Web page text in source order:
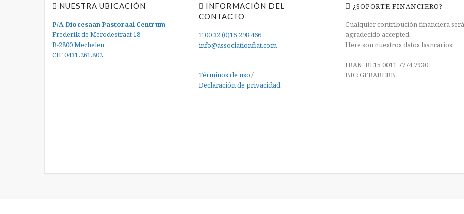
NUESTRA UBICACIÓN
P/A Diocesaan Pastoraal Centrum
Frederik de Merodestraat 18
B-2800 Mechelen
CIF 0431.261.802
INFORMACIÓN DEL
CONTACTO
T 00 32 (0)15 298 466
info@associationfiat.com
Términos de uso/
Declaración de privacidad
¿SOPORTE FINANCIERO?
Cualquier contribución financiera será
agradecido accepted.
Here son nuestros datos bancarios:
IBAN: BE15 0011 7774 7930
BIC: GEBABEBB